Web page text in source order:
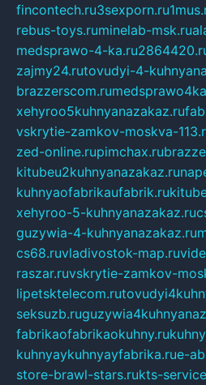
fincontech.ru3sexporn.ru
rebus-toys.ruminelab-msk.ru
medsprawo-4-ka.ru
zajmy24.rutovudyi-4-
brazzerscom.ru
xehyroo5kuhnyanazakaz.ru
vskrytie-zamkov-moskva-
zed-online.rupimchax.ru
kitubeu2kuhnyanazakaz.ru
kuhnyaofabrikaufabrik.ru
xehyroo-5-kuhnyanazakaz.ru
guzywia-4-kuhnyanazakaz.ru
cs68.ruvladivostok-map.ru
raszar.ruvskrytie-zamkov-
lipetsktelecom.ru
seksuzb.ru
fabrikaofabrikaokuhny.ru
kuhnyaykuhnyayfabrika.rue-
store-brawl-stars.rukts-